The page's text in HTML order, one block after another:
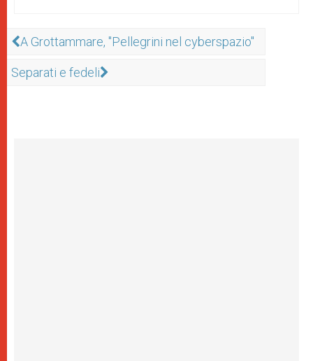
A Grottammare, "Pellegrini nel cyberspazio"
Separati e fedeli